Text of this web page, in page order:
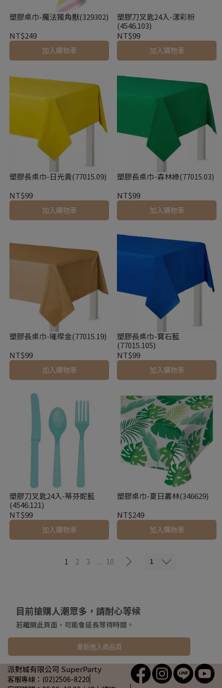
塑膠桌巾-魔法獨角獸(329302)
NT$249
加入購物車
塑膠刀叉匙24入-漾彩粉
(4546.103)
NT$99
加入購物車
塑膠長桌巾-日光黃(77015.09)
NT$99
加入購物車
塑膠長桌巾-森林綠(77015.03)
NT$99
加入購物車
塑膠長桌巾-璀璨金(77015.19)
NT$99
加入購物車
塑膠長桌巾-寶石藍
(77015.105)
NT$99
加入購物車
塑膠刀叉匙24入-蒂芬妮藍
(4546.121)
NT$99
加入購物車
塑膠桌巾-夏日叢林(346629)
NT$249
加入購物車
1 2 3 ... 10 1
目前搶購人潮眾多，請耐心等候
若離開此頁面，可能會延長等待時間。
重新進入商品頁
派對城有限公司 SuperParty
客服專線：(02)2506-8220